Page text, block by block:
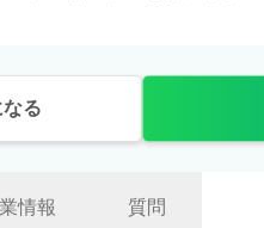
る
情報 質問